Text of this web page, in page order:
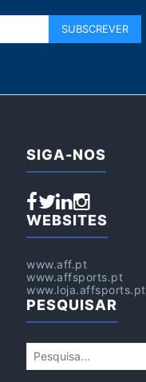
SIGA-NOS
WEBSITES
www.aff.pt
www.affsports.pt
www.loja.affsports.pt
PESQUISAR